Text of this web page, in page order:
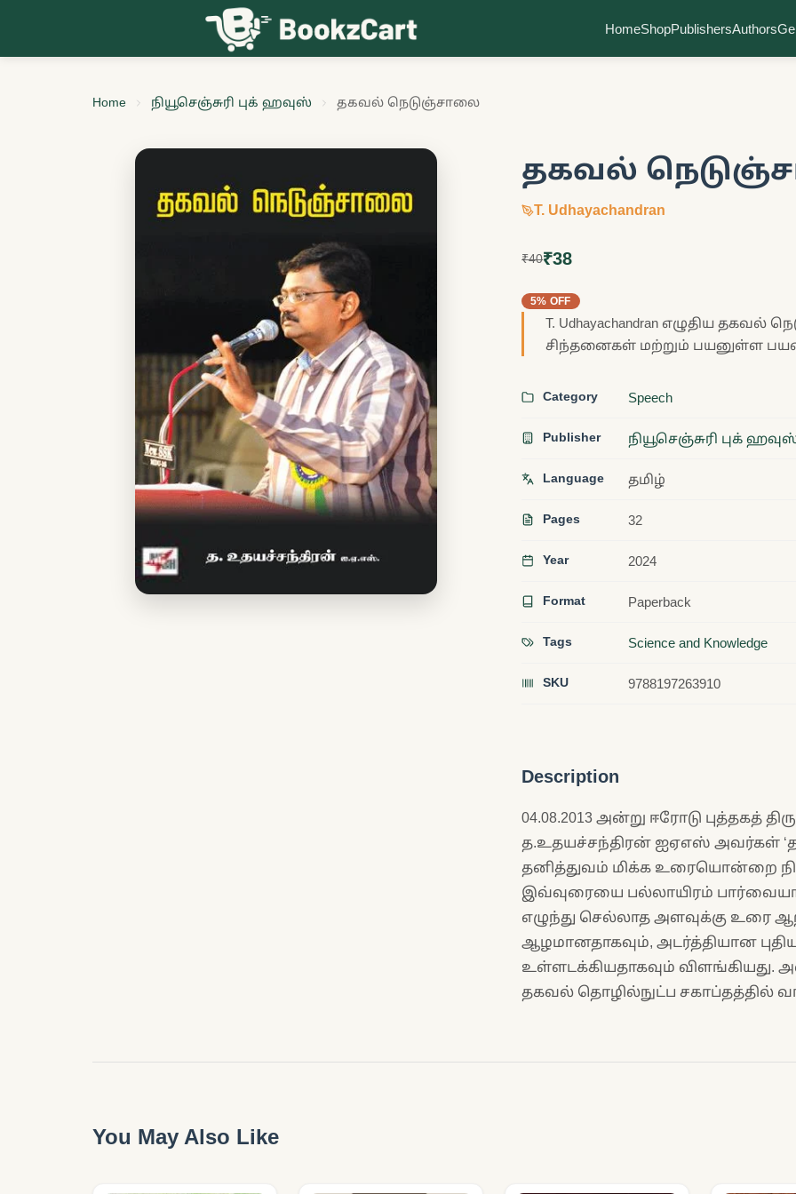
HomeShopPublishersAuthors
Home நியூசெஞ்சுரி புக் ஹவுஸ் தகவல் நெடுஞ்சாலை
தகவல்
T. Udhayachandran
₹40₹38
5% OFF
T. Udhayachandran எழுதிய
சிந்தனைகள் மற்றும் பயனுள்ள
Category Speech
Publisher நியூசெஞ்சுரி புக்
Language தமிழ்
Pages 32
Year 2024
Format Paperback
Tags Science and Knowledge
SKU 9788197263910
Description
04.08.2013 அன்று ஈரோடு புத்தகத்
த.உதயச்சந்திரன் ஐஏஎஸ் அவர்கள்
தனித்துவம் மிக்க உரையொன்றை
இவ்வுரையை பல்லாயிரம்
எழுந்து செல்லாத அளவுக்கு உரை
ஆழமானதாகவும், அடர்த்தியான
உள்ளடக்கியதாகவும் விளங்கியது.
தகவல் தொழில்நுட்ப சகாப்தத்தில்
You May Also Like